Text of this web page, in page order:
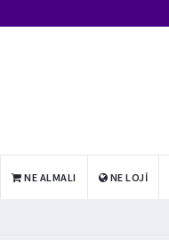
NE ALMALI NE LOJI